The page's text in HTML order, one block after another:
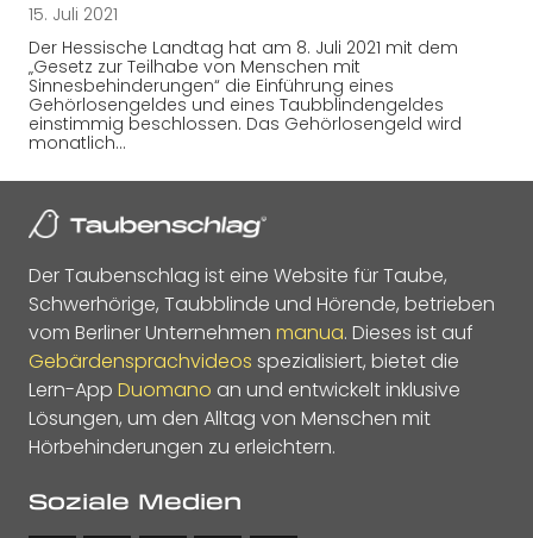
15. Juli 2021
Der Hessische Landtag hat am 8. Juli 2021 mit dem
„Gesetz zur Teilhabe von Menschen mit
Sinnesbehinderungen“ die Einführung eines
Gehörlosengeldes und eines Taubblindengeldes
einstimmig beschlossen. Das Gehörlosengeld wird
monatlich…
Der Taubenschlag ist eine Website für Taube,
Schwerhörige, Taubblinde und Hörende, betrieben
vom Berliner Unternehmen manua. Dieses ist auf
Gebärdensprachvideos spezialisiert, bietet die
Lern-App Duomano an und entwickelt inklusive
Lösungen, um den Alltag von Menschen mit
Hörbehinderungen zu erleichtern.
Soziale Medien